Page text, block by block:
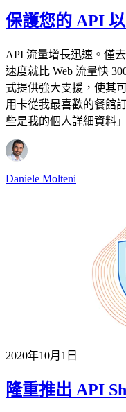
保護您的 API
API 流量增長迅速。僅
速度就比 Web 流量快
式提供強大支援，使其
用卡從我最喜歡的餐館
些是我的個人詳細資料
Daniele Molteni
2020年10月1日
隆重推出 API